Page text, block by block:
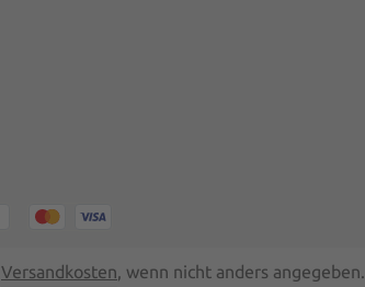
Versandkosten, wenn nicht anders angegeben.